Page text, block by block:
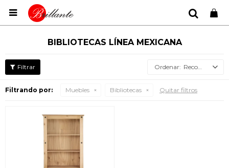

BIBLIOTECAS LÍNEA MEXICANA
Recomendados
Filtrando por: Muebles Bibliotecas Quitar filtros